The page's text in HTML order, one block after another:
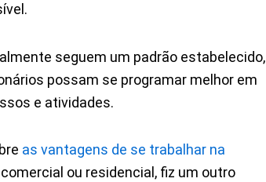
seguem um padrão estabelecido,
possam se programar melhor em
e atividades.
as vantagens de se trabalhar na
ou residencial, fiz um outro